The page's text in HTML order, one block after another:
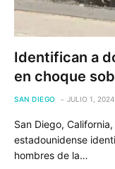
Identifican a
en choque
SAN DIEGO JULIO 1, 2024
San Diego,
estadounidense
hombres de la…